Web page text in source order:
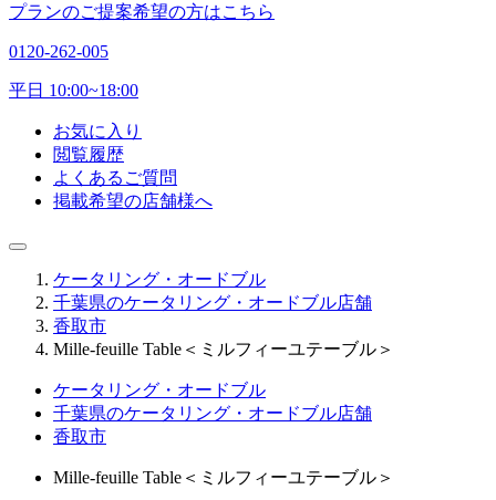
プランのご提案希望の方はこちら
0120-262-005
平日 10:00~18:00
お気に入り
閲覧履歴
よくあるご質問
掲載希望の店舗様へ
ケータリング・オードブル
千葉県のケータリング・オードブル店舗
香取市
Mille-feuille Table＜ミルフィーユテーブル＞
ケータリング・オードブル
千葉県のケータリング・オードブル店舗
香取市
Mille-feuille Table＜ミルフィーユテーブル＞